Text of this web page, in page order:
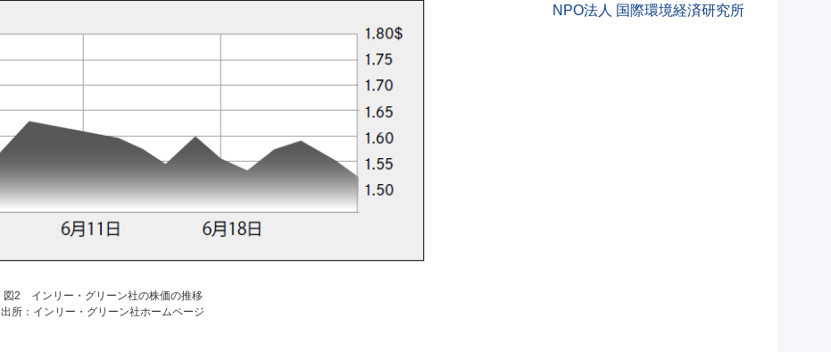
図2 インリー・グリーン社の株価の推移
出所：インリー・グリーン社ホームページ
NPO法人 国際環境経済研究所